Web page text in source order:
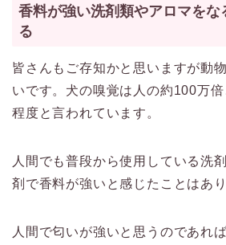
香料が強い洗剤類やアロマをな
る
皆さんもご存知かと思いますが動
いです。犬の嗅覚は人の約100万
程度と言われています。
人間でも普段から使用している洗
剤で香料が強いと感じたことはあ
人間で匂いが強いと思うのであれ